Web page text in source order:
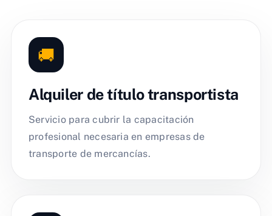
🚚
Alquiler de título transportista
Servicio para cubrir la capacitación
profesional necesaria en empresas de
transporte de mercancías.